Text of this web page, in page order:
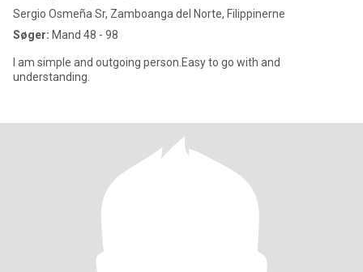
Sergio Osmeña Sr, Zamboanga del Norte, Filippinerne
Søger: Mand 48 - 98
I am simple and outgoing person.Easy to go with and
understanding.